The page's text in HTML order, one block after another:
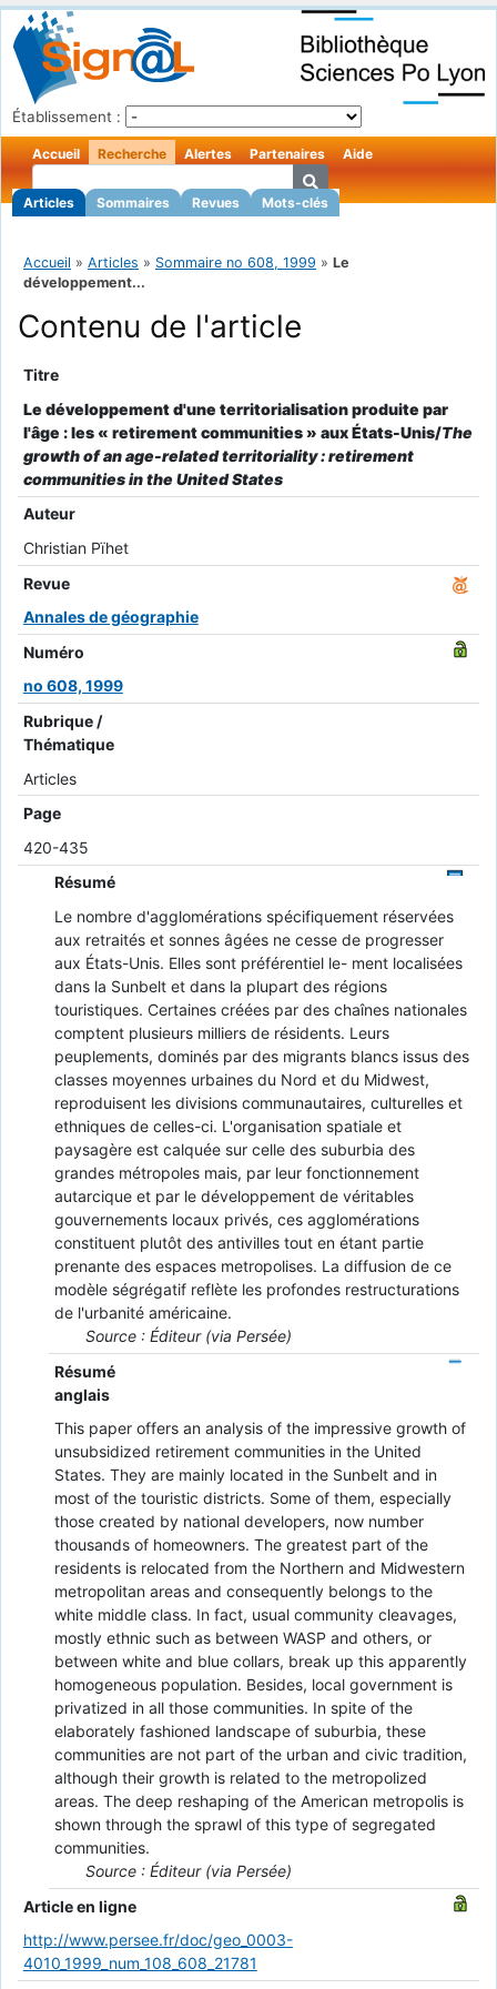
Établissement :
Accueil Recherche
Articles Sommaires Revues Mots-clés
Alertes Partenaires Aide
Accueil » Articles » Sommaire no 608, 1999 » Le
développement...
Contenu de l'article
Titre
Le développement d'une territorialisation produite par
l'âge : les « retirement communities » aux États-Unis/The
growth of an age-related territoriality : retirement
communities in the United States
Auteur
Christian Pïhet
Revue
Annales de géographie
Numéro
no 608, 1999
Rubrique /
Thématique
Articles
Page
420-435
Résumé
Le nombre d'agglomérations spécifiquement réservées
aux retraités et sonnes âgées ne cesse de progresser
aux États-Unis. Elles sont préférentiel le- ment localisées
dans la Sunbelt et dans la plupart des régions
touristiques. Certaines créées par des chaînes nationales
comptent plusieurs milliers de résidents. Leurs
peuplements, dominés par des migrants blancs issus des
classes moyennes urbaines du Nord et du Midwest,
reproduisent les divisions communautaires, culturelles et
ethniques de celles-ci. L'organisation spatiale et
paysagère est calquée sur celle des suburbia des
grandes métropoles mais, par leur fonctionnement
autarcique et par le développement de véritables
gouvernements locaux privés, ces agglomérations
constituent plutôt des antivilles tout en étant partie
prenante des espaces metropolises. La diffusion de ce
modèle ségrégatif reflète les profondes restructurations
de l'urbanité américaine.
Source : Éditeur (via Persée)
Résumé
anglais
This paper offers an analysis of the impressive growth of
unsubsidized retirement communities in the United
States. They are mainly located in the Sunbelt and in
most of the touristic districts. Some of them, especially
those created by national developers, now number
thousands of homeowners. The greatest part of the
residents is relocated from the Northern and Midwestern
metropolitan areas and consequently belongs to the
white middle class. In fact, usual community cleavages,
mostly ethnic such as between WASP and others, or
between white and blue collars, break up this apparently
homogeneous population. Besides, local government is
privatized in all those communities. In spite of the
elaborately fashioned landscape of suburbia, these
communities are not part of the urban and civic tradition,
although their growth is related to the metropolized
areas. The deep reshaping of the American metropolis is
shown through the sprawl of this type of segregated
communities.
Source : Éditeur (via Persée)
Article en ligne
http://www.persee.fr/doc/geo_0003-
4010_1999_num_108_608_21781